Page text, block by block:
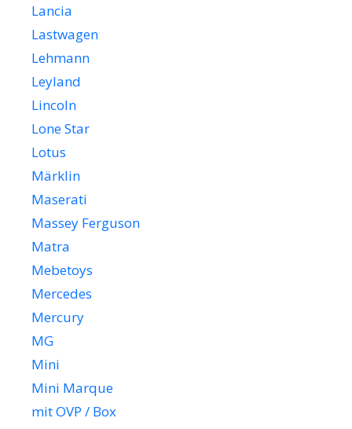
Lancia
Lastwagen
Lehmann
Leyland
Lincoln
Lone Star
Lotus
Märklin
Maserati
Massey Ferguson
Matra
Mebetoys
Mercedes
Mercury
MG
Mini
Mini Marque
mit OVP / Box